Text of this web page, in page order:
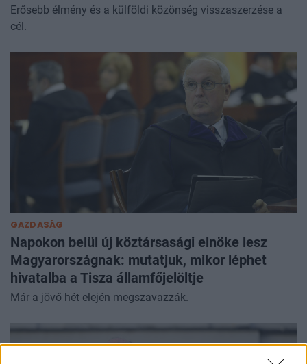
Erősebb élmény és a külföldi közönség visszaszerzése a
cél.
GAZDASÁG
Napokon belül új köztársasági elnöke lesz
Magyarországnak: mutatjuk, mikor léphet
hivatalba a Tisza államfőjelöltje
Már a jövő hét elején megszavazzák.